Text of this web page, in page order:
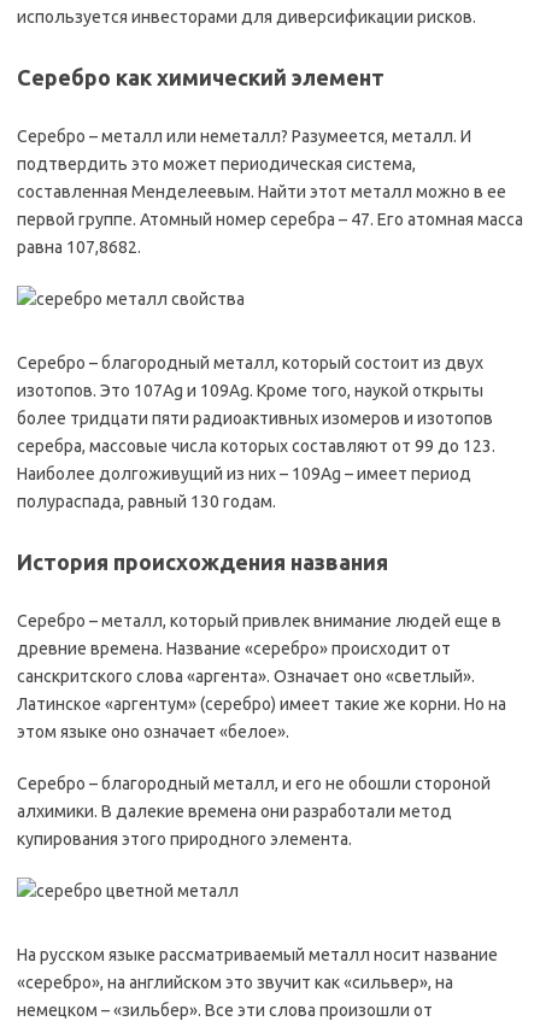
используется инвесторами для диверсификации рисков.
Серебро как химический элемент
Серебро – металл или неметалл? Разумеется, металл. И
подтвердить это может периодическая система,
составленная Менделеевым. Найти этот металл можно в ее
первой группе. Атомный номер серебра – 47. Его атомная масса
равна 107,8682.
Серебро – благородный металл, который состоит из двух
изотопов. Это 107Ag и 109Ag. Кроме того, наукой открыты
более тридцати пяти радиоактивных изомеров и изотопов
серебра, массовые числа которых составляют от 99 до 123.
Наиболее долгоживущий из них – 109Ag – имеет период
полураспада, равный 130 годам.
История происхождения названия
Серебро – металл, который привлек внимание людей еще в
древние времена. Название «серебро» происходит от
санскритского слова «аргента». Означает оно «светлый».
Латинское «аргентум» (серебро) имеет такие же корни. Но на
этом языке оно означает «белое».
Серебро – благородный металл, и его не обошли стороной
алхимики. В далекие времена они разработали метод
купирования этого природного элемента.
На русском языке рассматриваемый металл носит название
«серебро», на английском это звучит как «сильвер», на
немецком – «зильбер». Все эти слова произошли от